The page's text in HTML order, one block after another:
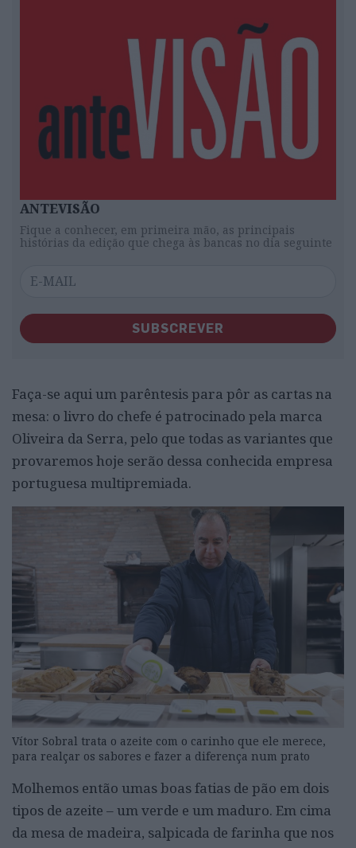
ANTEVISÃO
Fique a conhecer, em primeira mão, as principais
histórias da edição que chega às bancas no dia seguinte
SUBSCREVER
Faça-se aqui um parêntesis para pôr as cartas na
mesa: o livro do chefe é patrocinado pela marca
Oliveira da Serra, pelo que todas as variantes que
provaremos hoje serão dessa conhecida empresa
portuguesa multipremiada.
Vítor Sobral trata o azeite com o carinho que ele merece,
para realçar os sabores e fazer a diferença num prato
Molhemos então umas boas fatias de pão em dois
tipos de azeite – um verde e um maduro. Em cima
da mesa de madeira, salpicada de farinha que nos